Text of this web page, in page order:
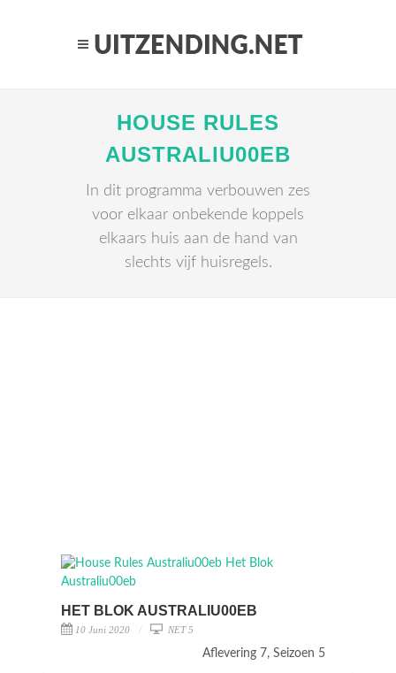
HOUSE RULES
AUSTRALIU00EB
In dit programma verbouwen zes
voor elkaar onbekende koppels
elkaars huis aan de hand van
slechts vijf huisregels.
HET BLOK AUSTRALIU00EB
10 Juni 2020 NET 5
Aflevering 7, Seizoen 5